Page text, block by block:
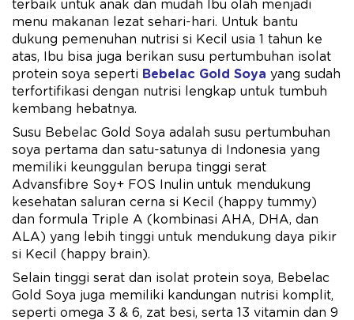
terbaik untuk anak dan mudah Ibu olah menjadi
menu makanan lezat sehari-hari. Untuk bantu
dukung pemenuhan nutrisi si Kecil usia 1 tahun ke
atas, Ibu bisa juga berikan susu pertumbuhan isolat
protein soya seperti Bebelac Gold Soya yang sudah
terfortifikasi dengan nutrisi lengkap untuk tumbuh
kembang hebatnya.
Susu Bebelac Gold Soya adalah susu pertumbuhan
soya pertama dan satu-satunya di Indonesia yang
memiliki keunggulan berupa tinggi serat
Advansfibre Soy+ FOS Inulin untuk mendukung
kesehatan saluran cerna si Kecil (happy tummy)
dan formula Triple A (kombinasi AHA, DHA, dan
ALA) yang lebih tinggi untuk mendukung daya pikir
si Kecil (happy brain).
Selain tinggi serat dan isolat protein soya, Bebelac
Gold Soya juga memiliki kandungan nutrisi komplit,
seperti omega 3 & 6, zat besi, serta 13 vitamin dan 9